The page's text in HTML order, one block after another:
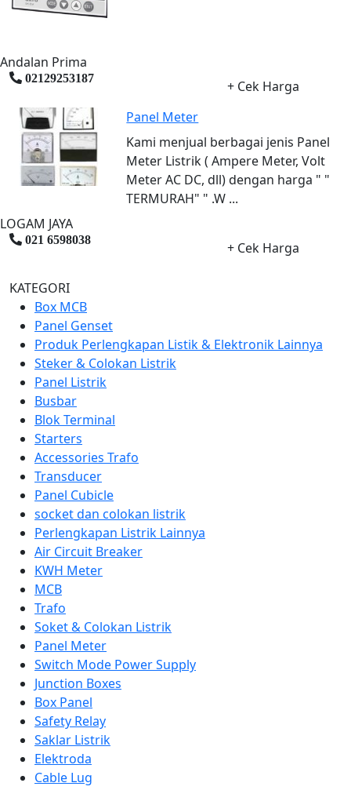
Andalan Prima
02129253187
+ Cek Harga
Panel Meter
Kami menjual berbagai jenis Panel
Meter Listrik ( Ampere Meter, Volt
Meter AC DC, dll) dengan harga " "
TERMURAH" " .W ...
LOGAM JAYA
021 6598038 + Cek Harga
KATEGORI
Box MCB
Panel Genset
Produk Perlengkapan Listik & Elektronik Lainnya
Steker & Colokan Listrik
Panel Listrik
Busbar
Blok Terminal
Starters
Accessories Trafo
Transducer
Panel Cubicle
socket dan colokan listrik
Perlengkapan Listrik Lainnya
Air Circuit Breaker
KWH Meter
MCB
Trafo
Soket & Colokan Listrik
Panel Meter
Switch Mode Power Supply
Junction Boxes
Box Panel
Safety Relay
Saklar Listrik
Elektroda
Cable Lug